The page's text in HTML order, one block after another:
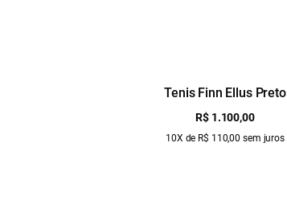
Tenis Finn Ellus Preto
R$ 1.100,00
10X de R$ 110,00 sem juros